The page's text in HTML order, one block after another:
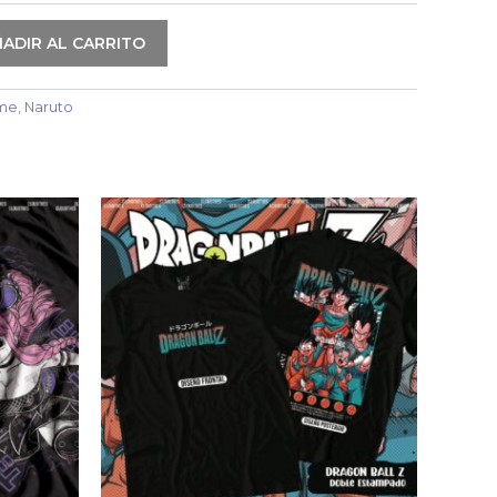
AL CARRITO
, Naruto